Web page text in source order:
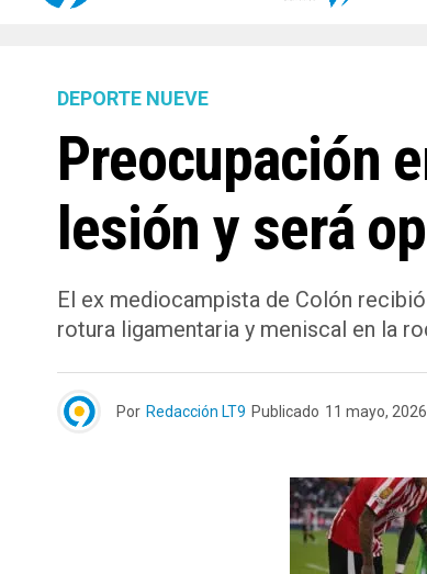
DEPORTE NUEVE
Preocupación
lesión y será
El ex mediocampista de Colón
rotura ligamentaria y meniscal en la
Por Redacción LT9 Publicado 11 mayo, 2026